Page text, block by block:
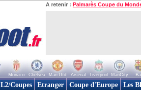
A retenir : Palmarès Coupe du
Monaco Chelsea Man Utd Arsenal Liverpool ManCity
L2/Coupes Etranger Coupe d'Europe Les